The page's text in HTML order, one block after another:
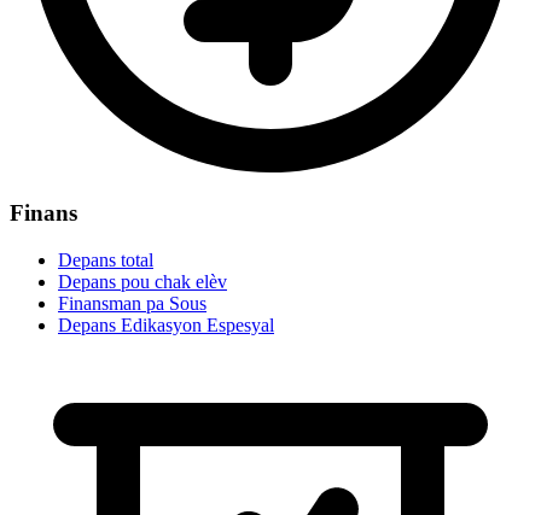
Finans
Depans total
Depans pou chak elèv
Finansman pa Sous
Depans Edikasyon Espesyal